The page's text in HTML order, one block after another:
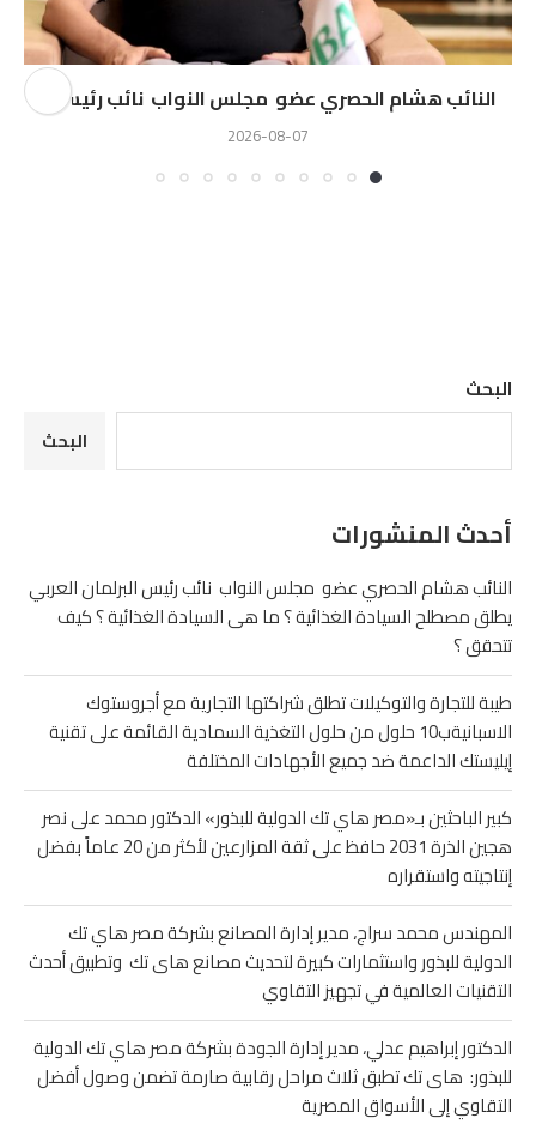
النائب هشام الحصري عضو مجلس النواب نائب رئيس...
2026-08-07
البحث
البحث
أحدث المنشورات
النائب هشام الحصري عضو مجلس النواب نائب رئيس البرلمان العربي
يطلق مصطلح السيادة الغذائية ؟ ما هى السيادة الغذائية ؟ كيف
تتحقق ؟
طيبة للتجارة والتوكيلات تطلق شراكتها التجارية مع أجروستوك
الاسبانيةب10 حلول من حلول التغذية السمادية القائمة على تقنية
إيليستك الداعمة ضد جميع الأجهادات المختلفة
كبير الباحثين بـ«مصر هاي تك الدولية للبذور» الدكتور محمد على نصر
هجين الذرة 2031 حافظ على ثقة المزارعين لأكثر من 20 عاماً بفضل
إنتاجيته واستقراره
المهندس محمد سراج، مدير إدارة المصانع بشركة مصر هاي تك
الدولية للبذور واستثمارات كبيرة لتحديث مصانع هاى تك وتطبيق أحدث
التقنيات العالمية في تجهيز التقاوي
الدكتور إبراهيم عدلي، مدير إدارة الجودة بشركة مصر هاي تك الدولية
للبذور: هاى تك تطبق ثلاث مراحل رقابية صارمة تضمن وصول أفضل
التقاوي إلى الأسواق المصرية